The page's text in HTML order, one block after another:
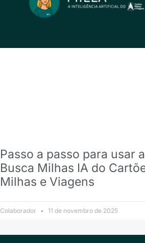
Passo a passo para usar a
Busca Milhas IA do
Milhas e Viagens
Colaborador 11 de novembro de 2025